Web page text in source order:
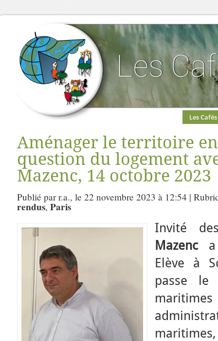
Les Cafés
Aménager le territoire
question du logement
Mazenc, 14 octobre 2023
Publié par r.a., le 22 novembre 2023 à 12:54 |
rendus, Paris
Invité
Mazenca
Elève à
passe le